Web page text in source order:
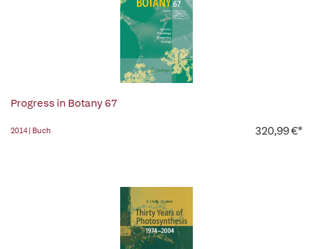
Progress in Botany 67
2014 | Buch 320,99 €*